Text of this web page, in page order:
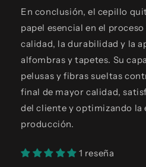
En conclusión, el cepillo
papel esencial en el
calidad, la durabilidad y la
alfombras y tapetes. Su
pelusas y fibras sueltas
final de mayor calidad,
del cliente y optimizando la
producción.
1 reseña